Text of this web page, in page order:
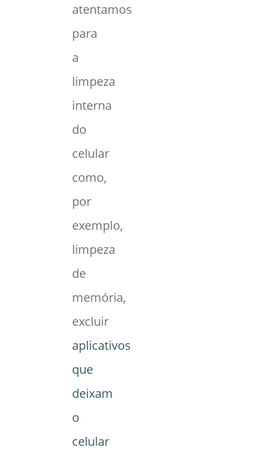
atentamos
para
a
limpeza
interna
do
celular
como,
por
exemplo,
limpeza
de
memória,
excluir
aplicativos
que
deixam
o
celular